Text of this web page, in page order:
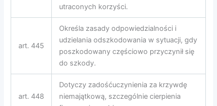
utraconych korzyści.
art. 445
Określa zasady odpowiedzialności i
udzielania odszkodowania w sytuacji, gdy
poszkodowany częściowo przyczynił się
do szkody.
art. 448
Dotyczy zadośćuczynienia za krzywdę
niemajątkową, szczególnie cierpienia